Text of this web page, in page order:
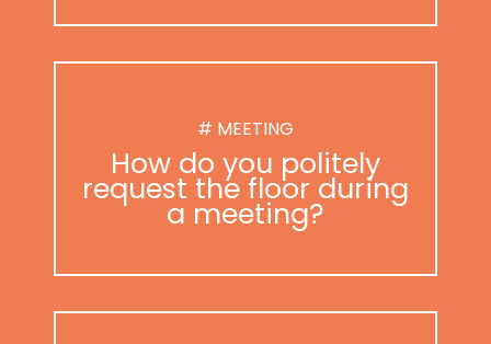
# MEETING
How do you politely
request the floor during
a meeting?